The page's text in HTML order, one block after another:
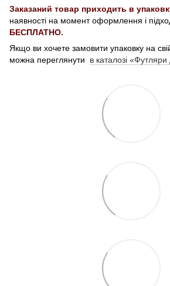
Заказаний товар приходить в
наявності на момент оформлення і
БЕСПЛАТНО.
Якщо ви хочете замовити упаковку на
можна переглянути в каталозі